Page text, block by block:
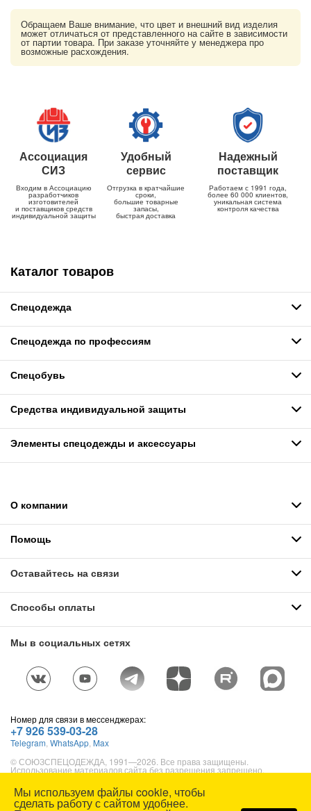
Обращаем Ваше внимание, что цвет и внешний вид изделия
может отличаться от представленного на сайте в зависимости
от партии товара. При заказе уточняйте у менеджера про
возможные расхождения.
Ассоциация
СИЗ
Входим в Ассоциацию
разработчиков
изготовителей
и поставщиков средств
индивидуальной защиты
Удобный
сервис
Отгрузка в кратчайшие
сроки,
большие товарные
запасы,
быстрая доставка
Надежный
поставщик
Работаем с 1991 года,
более 60 000 клиентов,
уникальная система
контроля качества
Каталог товаров
Спецодежда
Спецодежда по профессиям
Спецобувь
Средства индивидуальной защиты
Элементы спецодежды и аксессуары
О компании
Помощь
Оставайтесь на связи
Способы оплаты
Мы в социальных сетях
Номер для связи в мессенджерах:
+7 926 539-03-28
Telegram WhatsApp Max
© СОЮЗСПЕЦОДЕЖДА, 1991—2026. Все права защищены.
Использование материалов сайта без разрешения запрещено.
Карта сайта
Мы используем файлы cookie, чтобы
сделать работу с сайтом удобнее.